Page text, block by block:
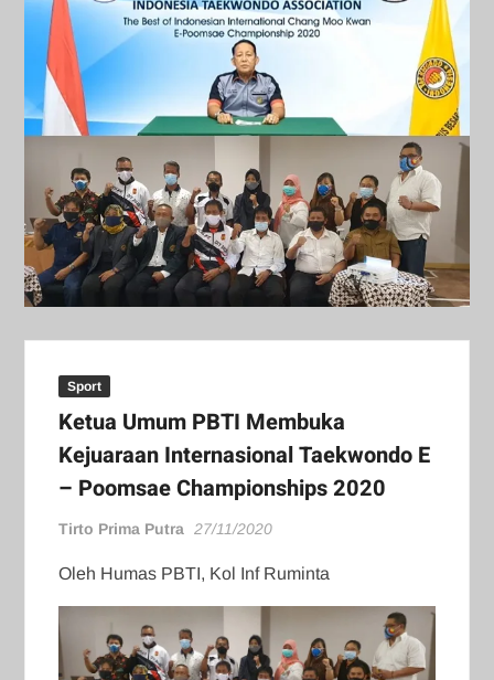
Sport
Ketua Umum PBTI Membuka
Kejuaraan Internasional Taekwondo E
– Poomsae Championships 2020
Tirto Prima Putra 27/11/2020
Oleh Humas PBTI, Kol Inf Ruminta